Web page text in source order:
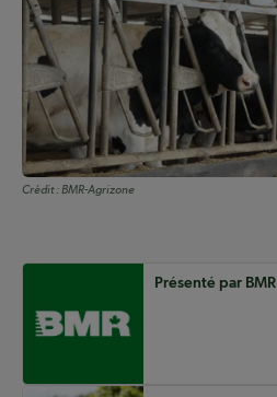
Crédit :BMR-Agrizone
Auteurs de contenu
Présenté par BMR